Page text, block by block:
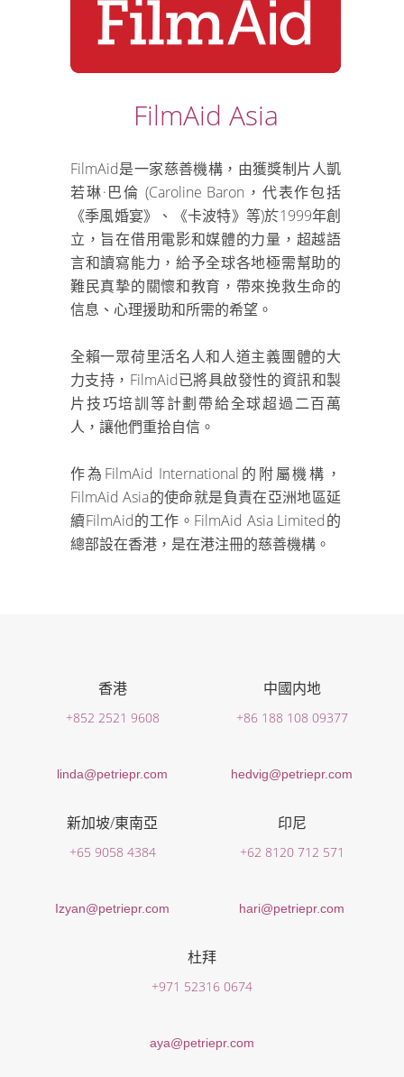
FilmAid Asia
FilmAid是一家慈善機構，由獲獎制片人凱
若琳·巴倫 (Caroline Baron，代表作包括
《季風婚宴》、《卡波特》等)於1999年創
立，旨在借用電影和媒體的力量，超越語
言和讀寫能力，給予全球各地極需幫助的
難民真摯的關懷和教育，帶來挽救生命的
信息、心理援助和所需的希望。
全賴一眾荷里活名人和人道主義團體的大
力支持，FilmAid已將具啟發性的資訊和製
片技巧培訓等計劃帶給全球超過二百萬
人，讓他們重拾自信。
作為FilmAid International的附屬機構，
FilmAid Asia的使命就是負責在亞洲地區延
續FilmAid的工作。FilmAid Asia Limited的
總部設在香港，是在港注冊的慈善機構。
香港
+852 2521 9608
linda@petriepr.com
中國内地
+86 188 108 09377
hedvig@petriepr.com
新加坡/東南亞
+65 9058 4384
Izyan@petriepr.com
印尼
+62 8120 712 571
hari@petriepr.com
杜拜
+971 52316 0674
aya@petriepr.com